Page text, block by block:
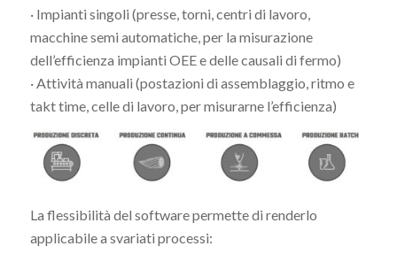
· Impianti singoli (presse, torni, centri di lavoro,
macchine semi automatiche, per la misurazione
dell’efficienza impianti OEE e delle causali di fermo)
· Attività manuali (postazioni di assemblaggio, ritmo e
takt time, celle di lavoro, per misurarne l’efficienza)
La flessibilità del software permette di renderlo
applicabile a svariati processi: